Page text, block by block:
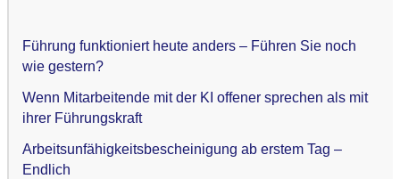
Führung funktioniert heute anders – Führen Sie noch
wie gestern?
Wenn Mitarbeitende mit der KI offener sprechen als mit
ihrer Führungskraft
Arbeitsunfähigkeitsbescheinigung ab erstem Tag –
Endlich